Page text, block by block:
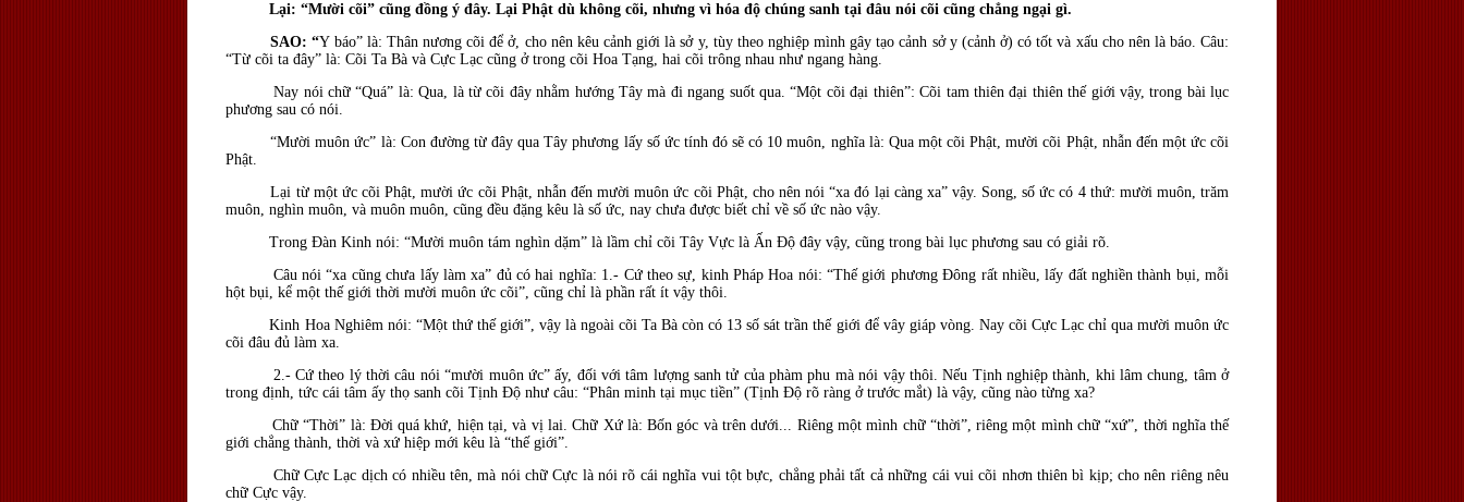
Lại: “Mười cõi” cũng đồng ý đây. Lại Phật dù không cõi, nhưng vì hóa độ chúng sanh tại đâu nói cõi cũng chẳng ngại gì.
SAO: “Y báo” là: Thân nương cõi để ở, cho nên kêu cảnh giới là sở y, tùy theo nghiệp mình gây tạo cảnh sở y (cảnh ở) có tốt và xấu cho nên là báo. Câu:
“Từ cõi ta đây” là: Cõi Ta Bà và Cực Lạc cũng ở trong cõi Hoa Tạng, hai cõi trông nhau như ngang hàng.
Nay nói chữ “Quá” là: Qua, là từ cõi đây nhằm hướng Tây mà đi ngang suốt qua. “Một cõi đại thiên”: Cõi tam thiên đại thiên thế giới vậy, trong bài lục
phương sau có nói.
“Mười muôn ức” là: Con đường từ đây qua Tây phương lấy số ức tính đó sẽ có 10 muôn, nghĩa là: Qua một cõi Phật, mười cõi Phật, nhẫn đến một ức cõi
Phật.
Lại từ một ức cõi Phật, mười ức cõi Phật, nhẫn đến mười muôn ức cõi Phật, cho nên nói “xa đó lại càng xa” vậy. Song, số ức có 4 thứ: mười muôn, trăm
muôn, nghìn muôn, và muôn muôn, cũng đều đặng kêu là số ức, nay chưa được biết chỉ về số ức nào vậy.
Trong Ðàn Kinh nói: “Mười muôn tám nghìn dặm” là lầm chỉ cõi Tây Vực là Ấn Ðộ đây vậy, cũng trong bài lục phương sau có giải rõ.
Câu nói “xa cũng chưa lấy làm xa” đủ có hai nghĩa: 1.- Cứ theo sự, kinh Pháp Hoa nói: “Thế giới phương Ðông rất nhiều, lấy đất nghiền thành bụi, mỗi
hột bụi, kể một thế giới thời mười muôn ức cõi”, cũng chỉ là phần rất ít vậy thôi.
Kinh Hoa Nghiêm nói: “Một thứ thế giới”, vậy là ngoài cõi Ta Bà còn có 13 số sát trần thế giới để vây giáp vòng. Nay cõi Cực Lạc chỉ qua mười muôn ức
cõi đâu đủ làm xa.
2.- Cứ theo lý thời câu nói “mười muôn ức” ấy, đối với tâm lượng sanh tử của phàm phu mà nói vậy thôi. Nếu Tịnh nghiệp thành, khi lâm chung, tâm ở
trong định, tức cái tâm ấy thọ sanh cõi Tịnh Ðộ như câu: “Phân minh tại mục tiền” (Tịnh Ðộ rõ ràng ở trước mắt) là vậy, cũng nào từng xa?
Chữ “Thời” là: Ðời quá khứ, hiện tại, và vị lai. Chữ Xứ là: Bốn góc và trên dưới... Riêng một mình chữ “thời”, riêng một mình chữ “xứ”, thời nghĩa thế
giới chẳng thành, thời và xứ hiệp mới kêu là “thế giới”.
Chữ Cực Lạc dịch có nhiều tên, mà nói chữ Cực là nói rõ cái nghĩa vui tột bực, chẳng phải tất cả những cái vui cõi nhơn thiên bì kịp; cho nên riêng nêu
chữ Cực vậy.